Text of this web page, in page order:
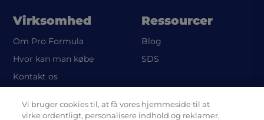
Virksomhed
Om Pro Formula
Hvor kan man købe
Kontakt os
Ressourcer
Blog
SDS
Legal
Vi bruger cookies til, at få vores hjemmeside til at
virke ordentligt, personalisere indhold og reklamer,